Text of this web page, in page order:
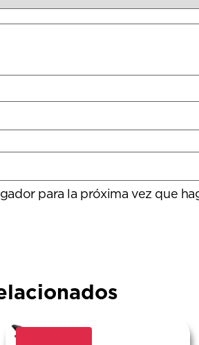
para la próxima vez que